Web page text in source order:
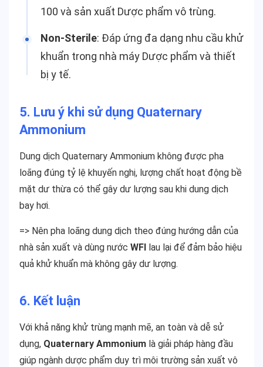
100 và sản xuất Dược phẩm vô trùng.
Non-Sterile: Đáp ứng đa dạng nhu cầu khử
khuẩn trong nhà máy Dược phẩm và thiết
bị y tế.
5. Lưu ý khi sử dụng Quaternary
Ammonium
Dung dịch Quaternary Ammonium không được pha
loãng đúng tỷ lệ khuyến nghị, lượng chất hoạt động bề
mặt dư thừa có thể gây dư lượng sau khi dung dịch
bay hơi.
=> Nên pha loãng dung dịch theo đúng hướng dẫn của
nhà sản xuất và dùng nước WFI lau lại để đảm bảo hiệu
quả khử khuẩn mà không gây dư lượng.
6. Kết luận
Với khả năng khử trùng mạnh mẽ, an toàn và dễ sử
dụng, Quaternary Ammonium là giải pháp hàng đầu
giúp ngành dược phẩm duy trì môi trường sản xuất vô